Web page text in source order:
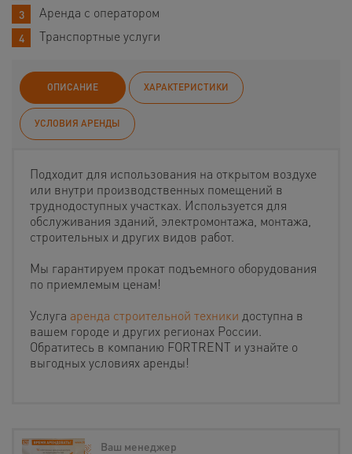
Аренда с оператором
Транспортные услуги
ОПИСАНИЕ ХАРАКТЕРИСТИКИ
УСЛОВИЯ АРЕНДЫ
Подходит для использования на открытом воздухе
или внутри производственных помещений в
труднодоступных участках. Используется для
обслуживания зданий, электромонтажа, монтажа,
строительных и других видов работ.
Мы гарантируем прокат подъемного оборудования
по приемлемым ценам!
Услуга аренда строительной техники доступна в
вашем городе и других регионах России.
Обратитесь в компанию FORTRENT и узнайте о
выгодных условиях аренды!
Ваш менеджер